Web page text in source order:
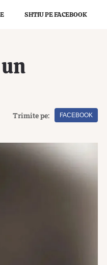
SHTIU PE FACEBOOK
Trimite pe: FACEBOOK